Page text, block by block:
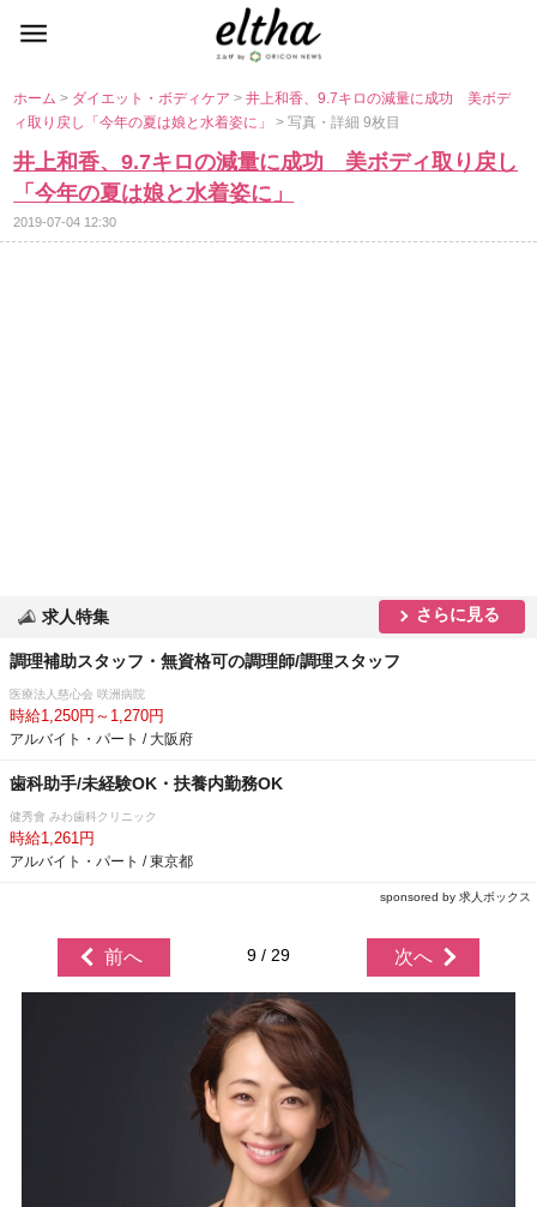
ホーム> ダイエット・ボディケア>井上和香、9.7キロの減量に成功 美ボデ
ィ取り戻し「今年の夏は娘と水着姿に」> 写真・詳細 9枚目
井上和香、9.7キロの減量に成功 美ボディ取り戻し
「今年の夏は娘と水着姿に」
2019-07-04 12:30
求人特集 さらに見る
調理補助スタッフ・無資格可の調理師/調理スタッフ
医療法人慈心会 咲洲病院
時給1,250円～1,270円
アルバイト・パート / 大阪府
歯科助手/未経験OK・扶養内勤務OK
健秀會 みわ歯科クリニック
時給1,261円
アルバイト・パート / 東京都
sponsored by 求人ボックス
前へ 9 / 29 次へ